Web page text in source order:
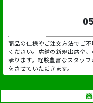
商品の仕様やご注文方法でご
ください。店舗の新規出店や
承ります。経験豊富なスタッ
をさせていただきます。